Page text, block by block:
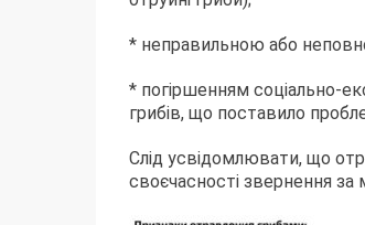
* неправильною або
* погіршенням соціально-
грибів, що поставило
Слід усвідомлювати, що
своєчасності звернення